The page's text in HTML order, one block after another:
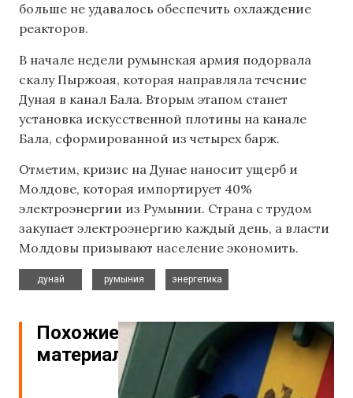
больше не удавалось обеспечить охлаждение
реакторов.
В начале недели румынская армия подорвала
скалу Пыржоая, которая направляла течение
Дуная в канал Бала. Вторым этапом станет
установка искусственной плотины на канале
Бала, сформированной из четырех барж.
Отметим, кризис на Дунае наносит ущерб и
Молдове, которая импортирует 40%
электроэнергии из Румынии. Страна с трудом
закупает электроэнергию каждый день, а власти
Молдовы призывают население экономить.
дунай
румыния
энергетика
Похожие
материалы